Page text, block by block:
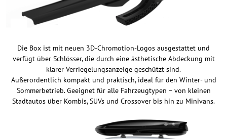
Die Box ist mit neuen 3D-Chromotion-Logos ausgestattet und
verfügt über Schlösser, die durch eine ästhetische Abdeckung mit
klarer Verriegelungsanzeige geschützt sind.
Außerordentlich kompakt und praktisch, ideal für den Winter- und
Sommerbetrieb. Geeignet für alle Fahrzeugtypen – von kleinen
Stadtautos über Kombis, SUVs und Crossover bis hin zu Minivans.